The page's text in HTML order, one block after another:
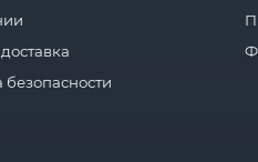
безопасности